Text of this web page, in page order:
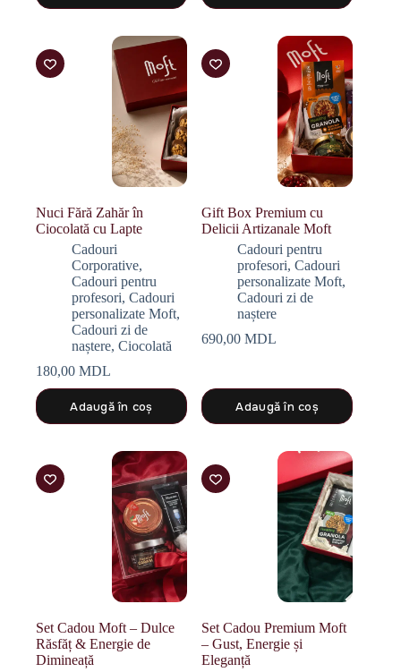
Nuci Fără Zahăr în
Ciocolată cu Lapte
Cadouri
Corporative,
Cadouri pentru
profesori, Cadouri
personalizate Moft,
Cadouri zi de
naștere, Ciocolată
180,00 MDL
Adaugă în coș
Gift Box Premium cu
Delicii Artizanale Moft
Cadouri pentru
profesori,Cadouri
personalizate Moft,
Cadouri zi de
naștere
690,00MDL
Adaugă în coș
Set Cadou Moft – Dulce
Răsfăț & Energie de
Dimineață
Set Cadou Premium Moft
– Gust, Energie și
Eleganță